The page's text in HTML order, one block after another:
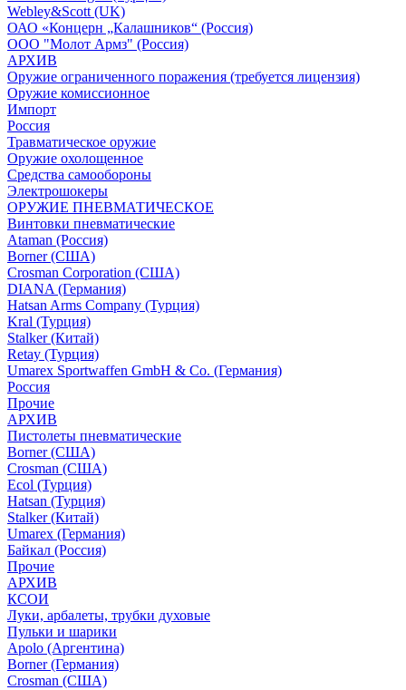
Webley&Scott (UK)
ОАО «Концерн „Калашников“ (Россия)
ООО "Молот Армз" (Россия)
АРХИВ
Оружие ограниченного поражения (требуется лицензия)
Оружие комиссионное
Импорт
Россия
Травматическое оружие
Оружие охолощенное
Средства самообороны
Электрошокеры
ОРУЖИЕ ПНЕВМАТИЧЕСКОЕ
Винтовки пневматические
Ataman (Россия)
Borner (США)
Crosman Corporation (США)
DIANA (Германия)
Hatsan Arms Company (Турция)
Kral (Турция)
Stalker (Китай)
Retay (Турция)
Umarex Sportwaffen GmbH & Co. (Германия)
Россия
Прочие
АРХИВ
Пистолеты пневматические
Borner (США)
Crosman (США)
Ecol (Турция)
Hatsan (Турция)
Stalker (Китай)
Umarex (Германия)
Байкал (Россия)
Прочие
АРХИВ
КСОИ
Луки, арбалеты, трубки духовые
Пульки и шарики
Apolo (Аргентина)
Borner (Германия)
Crosman (США)